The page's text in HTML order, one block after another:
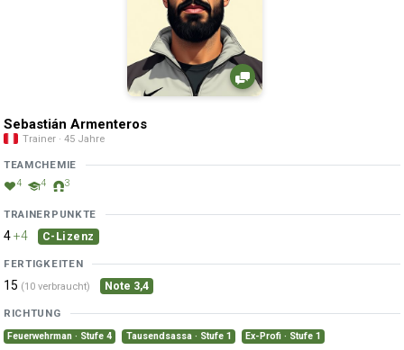
Sebastián Armenteros
Trainer · 45 Jahre
TEAMCHEMIE
4 4 3
TRAINERPUNKTE
4+4 C-Lizenz
FERTIGKEITEN
15 (10 verbraucht) Note 3,4
RICHTUNG
Feuerwehrman · Stufe 4 Tausendsassa · Stufe 1
Ex-Profi · Stufe 1